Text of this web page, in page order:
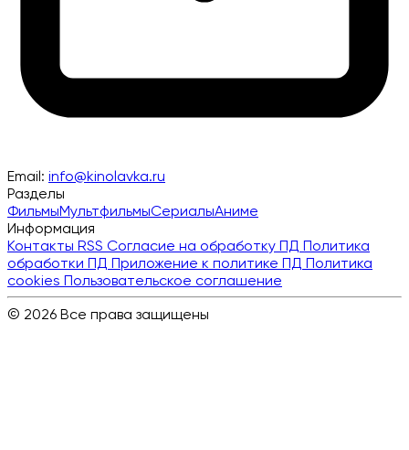
Email: info@kinolavka.ru
Разделы
ФильмыМультфильмыСериалыАниме
Информация
Контакты RSS Согласие на обработку ПД Политика
обработки ПД Приложение к политике ПД Политика
cookies Пользовательское соглашение
© 2026 Все права защищены